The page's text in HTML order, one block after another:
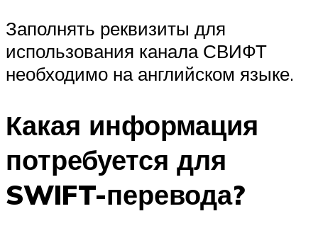
Заполнять реквизиты для
использования канала СВИФТ
необходимо на английском языке.
Какая информация
потребуется для
SWIFT-перевода?